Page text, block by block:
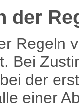
der
Regeln
Bei
der
einer